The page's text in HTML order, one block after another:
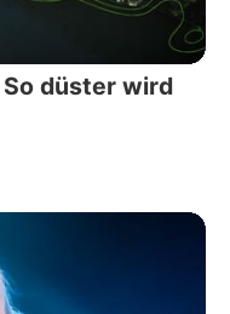
düster wird